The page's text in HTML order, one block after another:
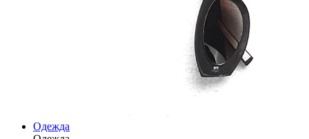
Одежда